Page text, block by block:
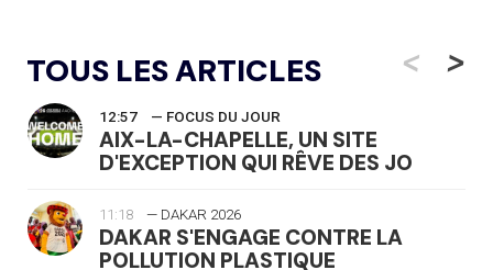
TOUS LES ARTICLES <
12:57 — FOCUS DU JOUR
AIX-LA-CHAPELLE, UN SITE
D'EXCEPTION QUI RÊVE DES JO
11:18 — DAKAR 2026
DAKAR S'ENGAGE CONTRE LA
POLLUTION PLASTIQUE
>